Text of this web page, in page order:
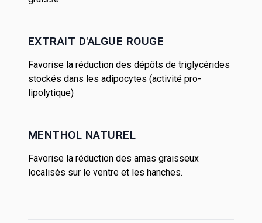
EXTRAIT D'ALGUE ROUGE
Favorise la réduction des dépôts de triglycérides
stockés dans les adipocytes (activité pro-
lipolytique)
MENTHOL NATUREL
Favorise la réduction des amas graisseux
localisés sur le ventre et les hanches.